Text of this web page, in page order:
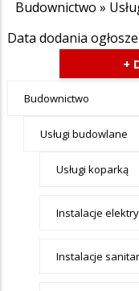
Budownictwo »
Data dodania
+
Ogłoszenia -
Budownictwo
Budownictwo
Usługi budowlane
Usługi koparką
Instalacje
Instalacje